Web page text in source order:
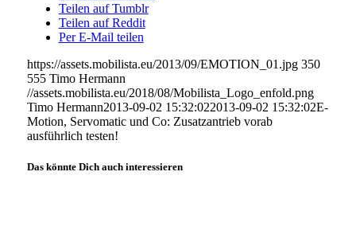
Teilen auf Tumblr
Teilen auf Reddit
Per E-Mail teilen
https://assets.mobilista.eu/2013/09/EMOTION_01.jpg 350
555 Timo Hermann
//assets.mobilista.eu/2018/08/Mobilista_Logo_enfold.png
Timo Hermann2013-09-02 15:32:022013-09-02 15:32:02E-
Motion, Servomatic und Co: Zusatzantrieb vorab
ausführlich testen!
Das könnte Dich auch interessieren